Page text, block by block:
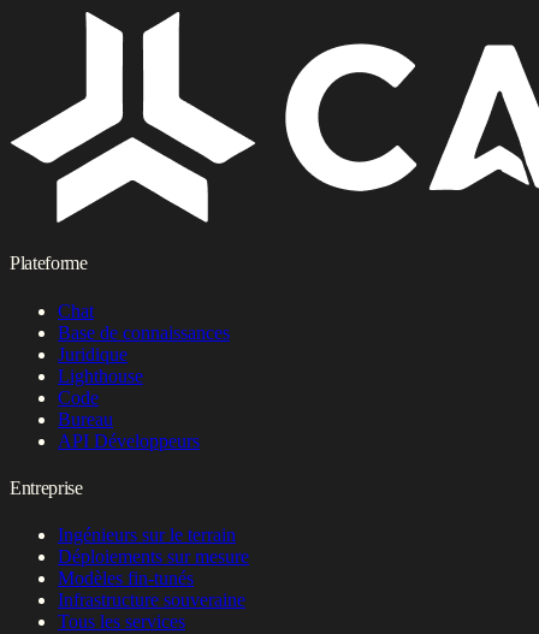
Plateforme
Chat
Base de connaissances
Juridique
Lighthouse
Code
Bureau
API Développeurs
Entreprise
Ingénieurs sur le terrain
Déploiements sur mesure
Modèles fin-tunés
Infrastructure souveraine
Tous les services